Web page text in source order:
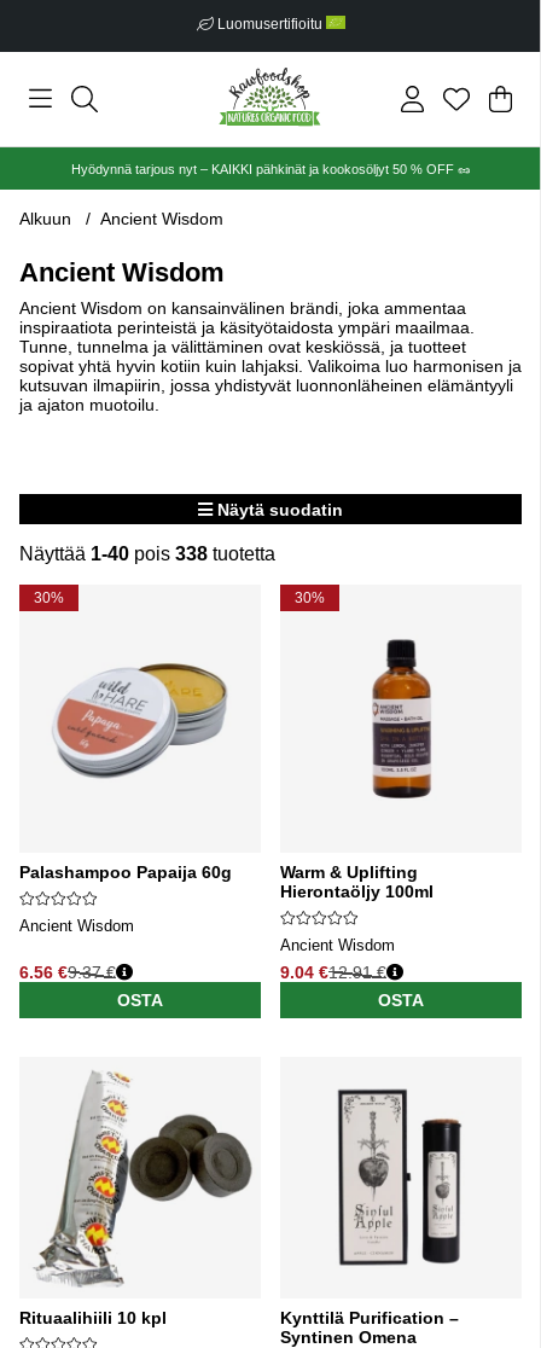
Ilmainen toimitus alkaen €30
.
Hyödynnä tarjous nyt – KAIKKI pähkinät ja kookosöljyt 50 % OFF 🥜
Alkuun Ancient Wisdom
Ancient Wisdom
Ancient Wisdom on kansainvälinen brändi, joka ammentaa
inspiraatiota perinteistä ja käsityötaidosta ympäri maailmaa.
Tunne, tunnelma ja välittäminen ovat keskiössä, ja tuotteet
sopivat yhtä hyvin kotiin kuin lahjaksi. Valikoima luo harmonisen ja
kutsuvan ilmapiirin, jossa yhdistyvät luonnonläheinen elämäntyyli
ja ajaton muotoilu.
Näytä suodatin
Näyttää 1-40 pois 338 tuotetta
Tuotteet
30%
Palashampoo Papaija 60g
Ancient Wisdom
6.56 €
Normaali hinta
9.37 €
OSTA
30%
Warm & Uplifting
Hierontaöljy 100ml
Ancient Wisdom
9.04 €
Normaali hinta
12.91 €
OSTA
Rituaalihiili 10 kpl
Kynttilä Purification –
Syntinen Omena